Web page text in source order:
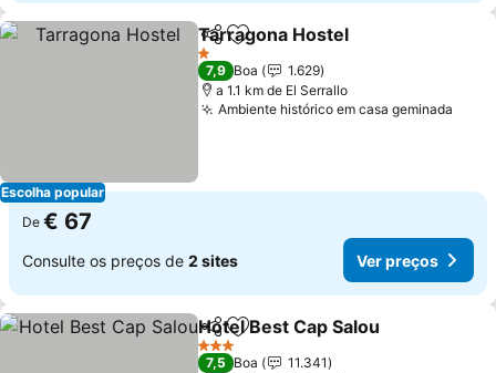
Escolha popular
PartilharAdicionar aos favoritos
Tarragona Hostel
1 Estrelas
7,9 Boa
1.629
a 1.1 km de El Serrallo
Ambiente histórico em casa geminada
De € 67
Consulte os preços de 2 sites Ver preços
PartilharAdicionar aos favoritos
Hotel Best Cap Salou
3 Estrelas
7,5 Boa
11.341